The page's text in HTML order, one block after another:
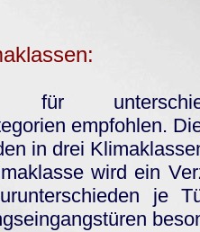
für
empfohlen.
in drei
wird ein
je